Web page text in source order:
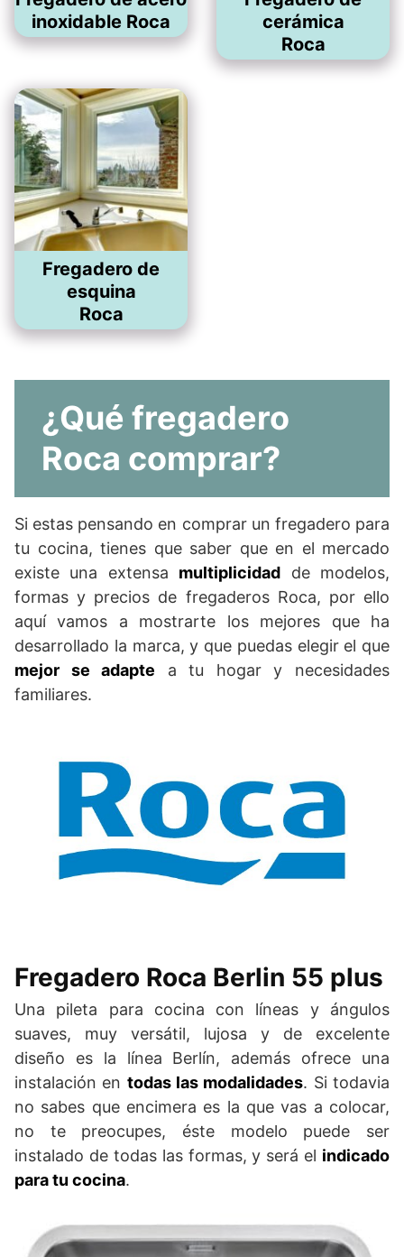
inoxidable Roca
cerámica
Roca
Fregadero de
esquina
Roca
¿Qué fregadero
Roca comprar?
Si estas pensando en comprar un fregadero para
tu cocina, tienes que saber que en el mercado
existe una extensa multiplicidad de modelos,
formas y precios de fregaderos Roca, por ello
aquí vamos a mostrarte los mejores que ha
desarrollado la marca, y que puedas elegir el que
mejor se adapte a tu hogar y necesidades
familiares.
Fregadero Roca Berlin 55 plus
Una pileta para cocina con líneas y ángulos
suaves, muy versátil, lujosa y de excelente
diseño es la línea Berlín, además ofrece una
instalación en todas las modalidades. Si todavia
no sabes que encimera es la que vas a colocar,
no te preocupes, éste modelo puede ser
instalado de todas las formas, y será el indicado
para tu cocina.